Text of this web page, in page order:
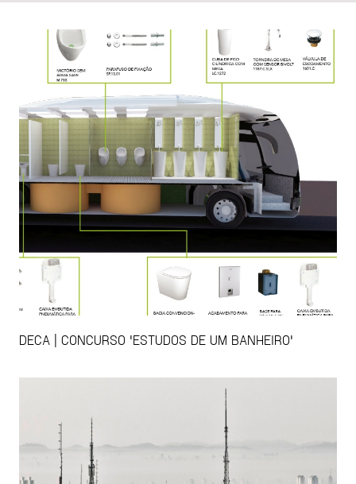
DECA | CONCURSO 'ESTUDOS DE UM BANHEIRO'